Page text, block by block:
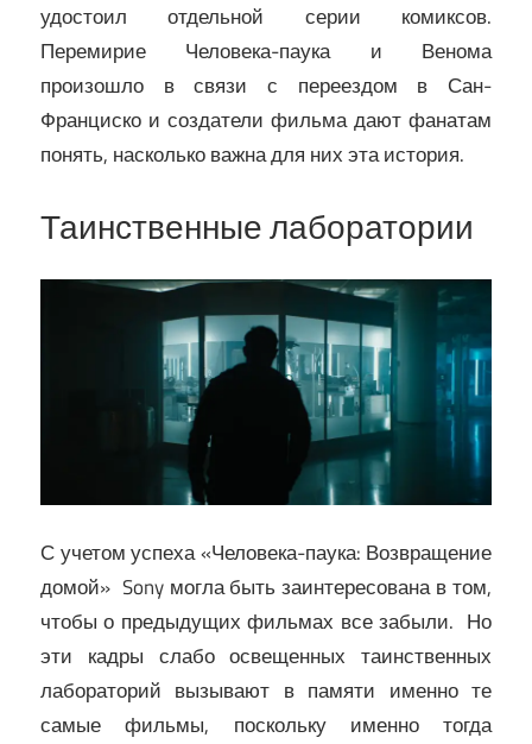
удостоил отдельной серии комиксов.
Перемирие Человека-паука и Венома
произошло в связи с переездом в Сан-
Франциско и создатели фильма дают фанатам
понять, насколько важна для них эта история.
Таинственные лаборатории
С учетом успеха «Человека-паука: Возвращение
домой» Sony могла быть заинтересована в том,
чтобы о предыдущих фильмах все забыли. Но
эти кадры слабо освещенных таинственных
лабораторий вызывают в памяти именно те
самые фильмы, поскольку именно тогда